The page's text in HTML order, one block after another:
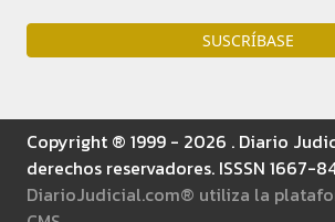
SUSCRÍBASE
Copyright ® 1999 - 2026 . Diario
derechos reservadores. ISSSN 1667-
DiarioJudicial.com® utiliza la